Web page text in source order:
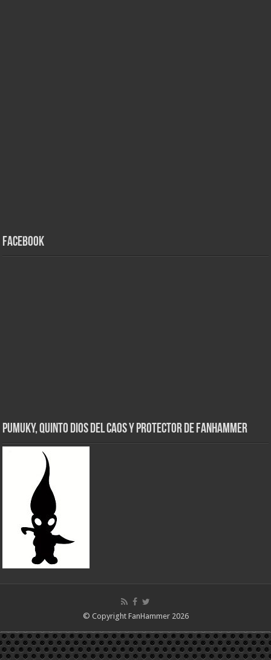
Facebook
Pumuky, Quinto Dios del Caos y Protector de FanHammer
© Copyright FanHammer 2026